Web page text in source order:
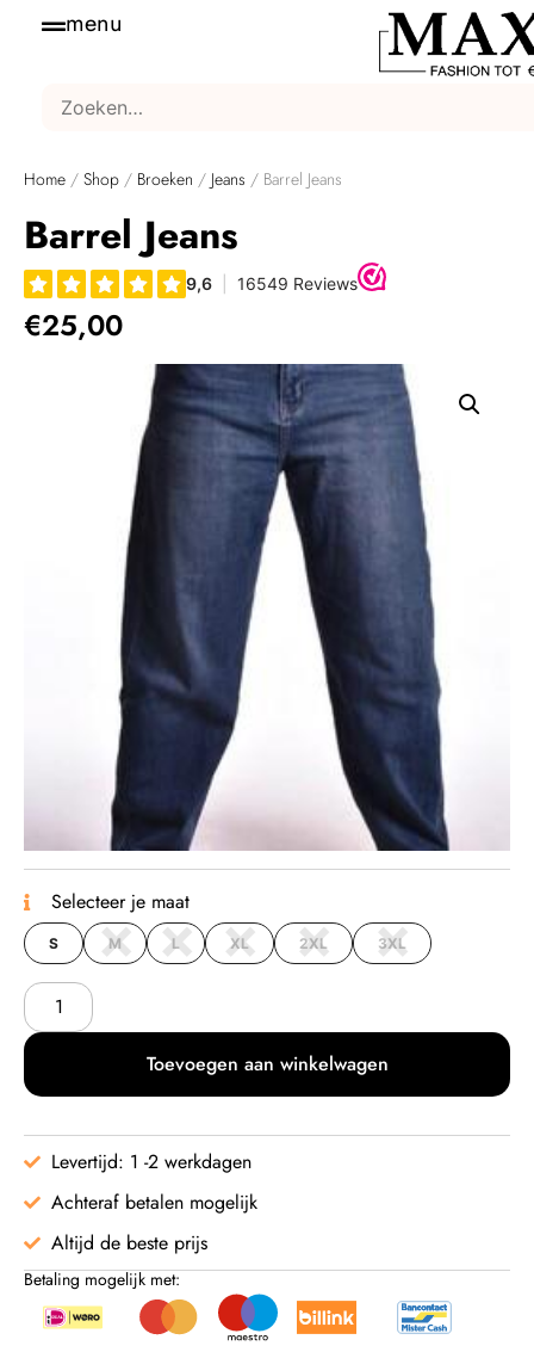
menu
Home / Shop / Broeken / Jeans / Barrel Jeans
Barrel Jeans
€25,00
Selecteer je maat
S M L XL 2XL 3XL
Toevoegen aan winkelwagen
Levertijd: 1 -2 werkdagen
Achteraf betalen mogelijk
Altijd de beste prijs
Betaling mogelijk met: